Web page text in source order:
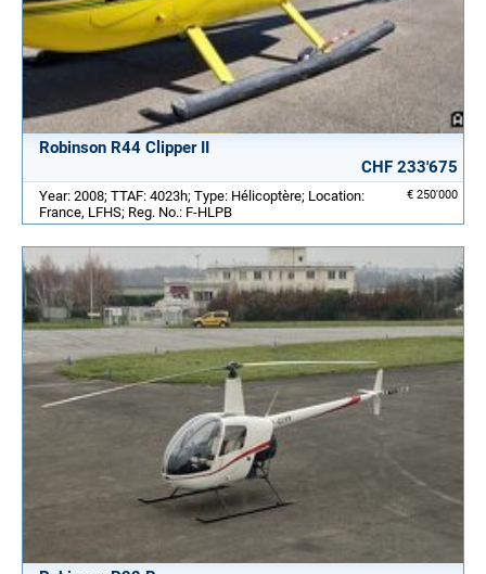
Robinson R44 Clipper II
CHF 233'675
€ 250'000
Year: 2008; TTAF: 4023h; Type: Hélicoptère; Location:
France, LFHS; Reg. No.: F-HLPB